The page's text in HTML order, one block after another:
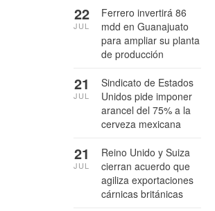
Ferrero invertirá 86
mdd en Guanajuato
para ampliar su planta
de producción
22
JUL
Sindicato de Estados
Unidos pide imponer
arancel del 75% a la
cerveza mexicana
21
JUL
Reino Unido y Suiza
cierran acuerdo que
agiliza exportaciones
cárnicas británicas
21
JUL